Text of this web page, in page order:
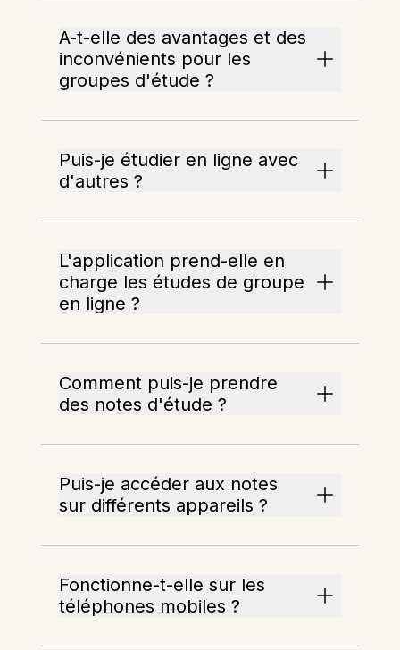
A-t-elle des avantages et des
inconvénients pour les
groupes d'étude ?
Puis-je étudier en ligne avec
d'autres ?
L'application prend-elle en
charge les études de groupe
en ligne ?
Comment puis-je prendre
des notes d'étude ?
Puis-je accéder aux notes
sur différents appareils ?
Fonctionne-t-elle sur les
téléphones mobiles ?